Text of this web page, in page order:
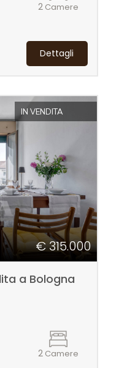
2 Camere
Dettagli
IN VENDITA
€ 315.000
a Bologna
2 Camere